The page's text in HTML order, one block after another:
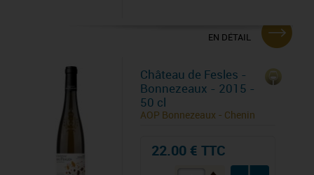
EN DÉTAIL
Château de Fesles -
Bonnezeaux - 2015 -
50 cl
AOP Bonnezeaux - Chenin
22.00 € TTC